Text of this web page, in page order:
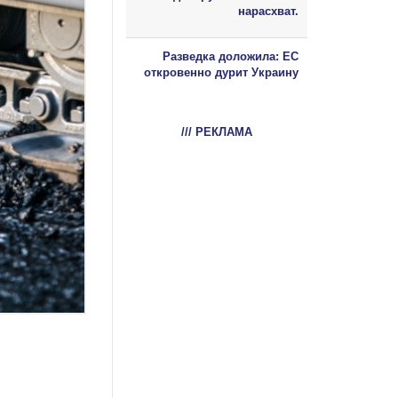
нарасхват.
Разведка доложила: ЕС
откровенно дурит Украину
/// РЕКЛАМА